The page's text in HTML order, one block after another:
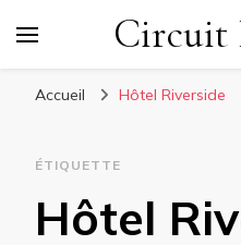
Circuit
Accueil Hôtel Riverside
ÉTIQUETTE
Hôtel